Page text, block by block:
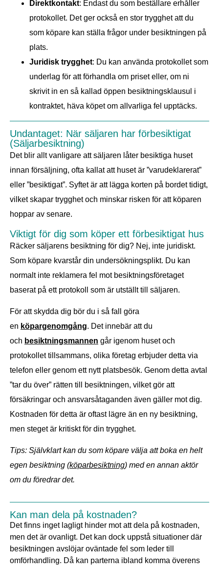
Direktkontakt: Endast du som beställare erhåller
protokollet. Det ger också en stor trygghet att du
som köpare kan ställa frågor under besiktningen på
plats.
Juridisk trygghet: Du kan använda protokollet som
underlag för att förhandla om priset eller, om ni
skrivit in en så kallad öppen besiktningsklausul i
kontraktet, häva köpet om allvarliga fel upptäcks.
Undantaget: När säljaren har förbesiktigat
(Säljarbesiktning)
Det blir allt vanligare att säljaren låter besiktiga huset
innan försäljning, ofta kallat att huset är ”varudeklarerat”
eller ”besiktigat”. Syftet är att lägga korten på bordet tidigt,
vilket skapar trygghet och minskar risken för att köparen
hoppar av senare.
Viktigt för dig som köper ett förbesiktigat hus
Räcker säljarens besiktning för dig? Nej, inte juridiskt.
Som köpare kvarstår din undersökningsplikt. Du kan
normalt inte reklamera fel mot besiktningsföretaget
baserat på ett protokoll som är utställt till säljaren.
För att skydda dig bör du i så fall göra
en köpargenomgång. Det innebär att du
och besiktningsmannen går igenom huset och
protokollet tillsammans, olika företag erbjuder detta via
telefon eller genom ett nytt platsbesök. Genom detta avtal
”tar du över” rätten till besiktningen, vilket gör att
försäkringar och ansvarsåtaganden även gäller mot dig.
Kostnaden för detta är oftast lägre än en ny besiktning,
men steget är kritiskt för din trygghet.
Tips: Självklart kan du som köpare välja att boka en helt
egen besiktning (köparbesiktning) med en annan aktör
om du föredrar det.
Kan man dela på kostnaden?
Det finns inget lagligt hinder mot att dela på kostnaden,
men det är ovanligt. Det kan dock uppstå situationer där
besiktningen avslöjar oväntade fel som leder till
omförhandling. Då kan parterna ibland komma överens